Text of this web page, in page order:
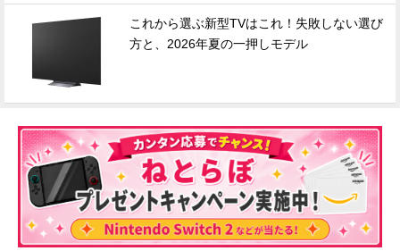
これから選ぶ新型TVはこれ！失敗しない選び
方と、2026年夏の一押しモデル